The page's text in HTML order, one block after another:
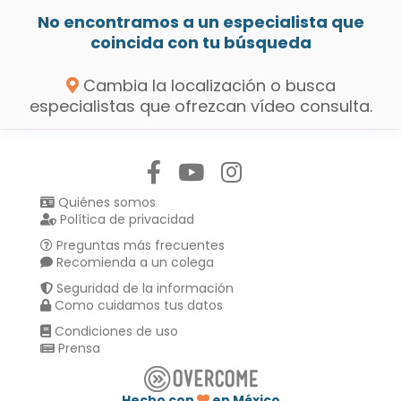
No encontramos a un especialista que
coincida con tu búsqueda
Cambia la localización o busca
especialistas que ofrezcan vídeo consulta.
Quiénes somos
Política de privacidad
Preguntas más frecuentes
Recomienda a un colega
Seguridad de la información
Como cuidamos tus datos
Condiciones de uso
Prensa